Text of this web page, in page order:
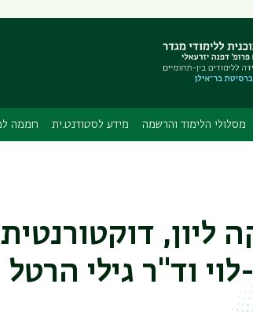
מסלולי הלימוד והרשמה מידע לסטודנט.ית חממה
ליון,
וד"ר גילי הרטל